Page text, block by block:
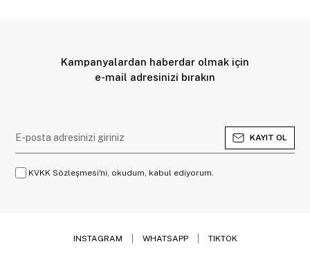
Kampanyalardan haberdar olmak için
e-mail adresinizi bırakın
KAYIT OL
KVKK Sözleşmesi'ni, okudum, kabul ediyorum.
INSTAGRAM WHATSAPP TIKTOK